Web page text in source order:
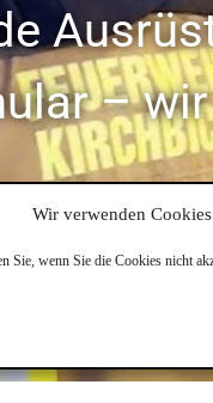
Wir verwenden
Sie, wenn Sie die Cookies nicht
–